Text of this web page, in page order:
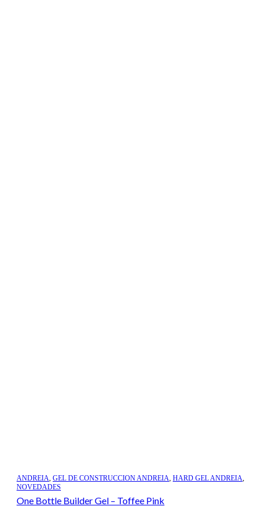
ANDREIA, GEL DE CONSTRUCCION ANDREIA, HARD GEL ANDREIA,
NOVEDADES
One Bottle Builder Gel – Toffee Pink